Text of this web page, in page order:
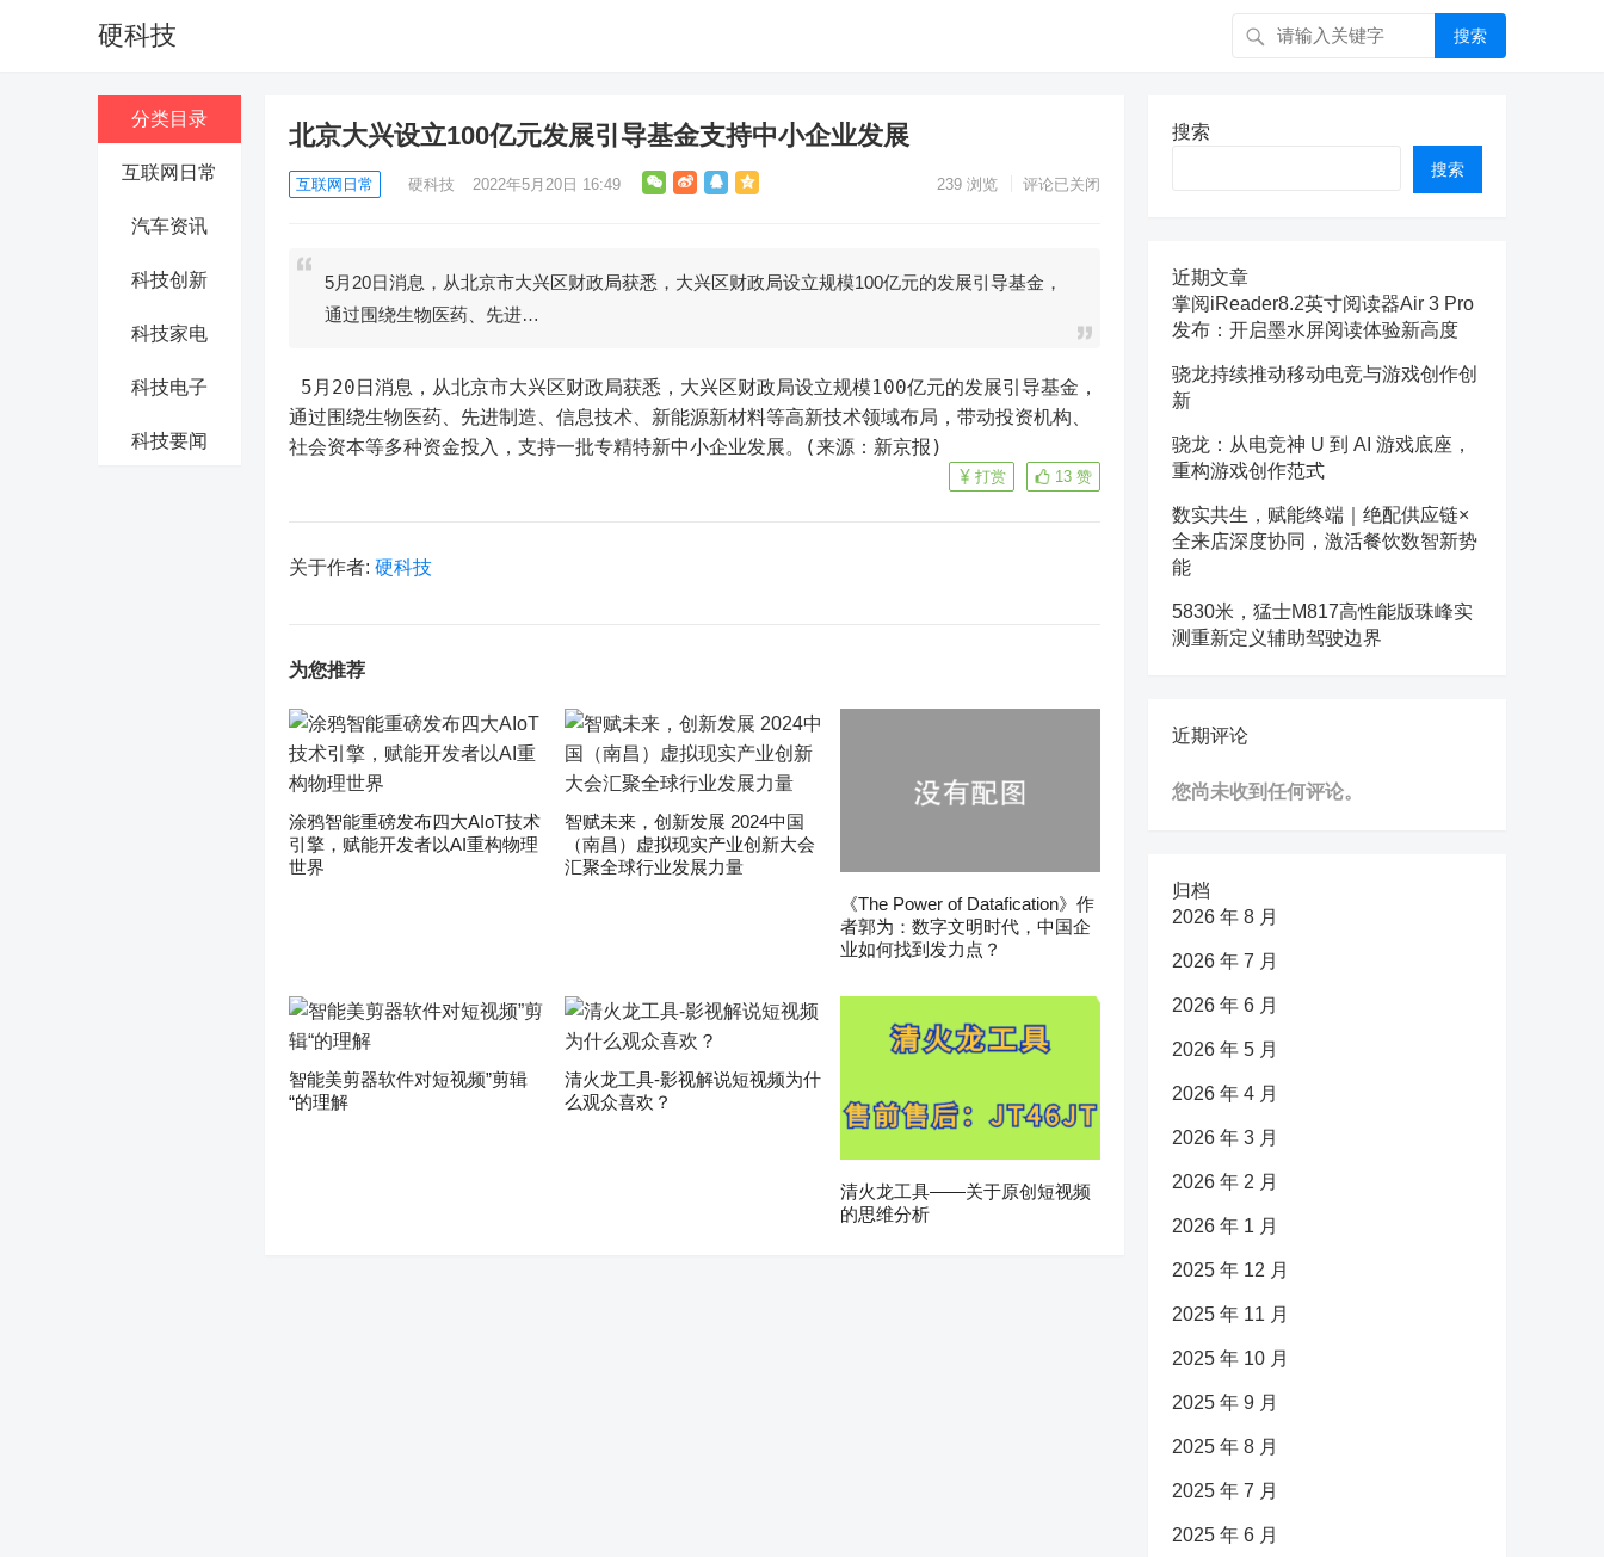
硬科技 搜索
分类目录
互联网日常
汽车资讯
科技创新
科技家电
科技电子
科技要闻
北京大兴设立100亿元发展引导基金支持中小企业发展
互联网日常 硬科技 2022年5月20日 16:49 239 浏览 评论已关闭
5月20日消息，从北京市大兴区财政局获悉，大兴区财政局设立规模100亿元的发展引导基金，
通过围绕生物医药、先进…
通过围绕生物医药、先进制造、信息技术、新能源新材料等高新技术领域布局，带动投资机构、
社会资本等多种资金投入，支持一批专精特新中小企业发展。(来源：新京报)
13 赞
打赏
关于作者: 硬科技
为您推荐
涂鸦智能重磅发布四大AIoT技术
引擎，赋能开发者以AI重构物理
世界
智赋未来，创新发展 2024中国
（南昌）虚拟现实产业创新大会
汇聚全球行业发展力量
《The Power of Datafication》作
者郭为：数字文明时代，中国企
业如何找到发力点？
智能美剪器软件对短视频”剪辑
“的理解
清火龙工具-影视解说短视频为什
么观众喜欢？
清火龙工具——关于原创短视频
的思维分析
搜索
搜索
近期文章
掌阅iReader8.2英寸阅读器Air 3 Pro
发布：开启墨水屏阅读体验新高度
骁龙持续推动移动电竞与游戏创作创
新
骁龙：从电竞神 U 到 AI 游戏底座，
重构游戏创作范式
数实共生，赋能终端｜绝配供应链×
全来店深度协同，激活餐饮数智新势
能
5830米，猛士M817高性能版珠峰实
测重新定义辅助驾驶边界
近期评论
您尚未收到任何评论。
归档
2026 年 8 月
2026 年 7 月
2026 年 6 月
2026 年 5 月
2026 年 4 月
2026 年 3 月
2026 年 2 月
2026 年 1 月
2025 年 12 月
2025 年 11 月
2025 年 10 月
2025 年 9 月
2025 年 8 月
2025 年 7 月
2025 年 6 月